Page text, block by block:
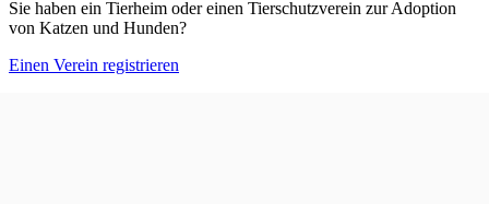
Sie haben ein Tierheim oder einen Tierschutzverein zur Adoption
von Katzen und Hunden?
Einen Verein registrieren